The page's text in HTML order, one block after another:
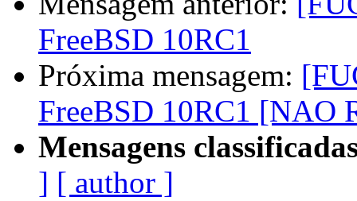
FreeBSD 10RC1
Próxima mensagem:
FreeBSD 10RC1 [NAO
Mensagens
] [ author ]